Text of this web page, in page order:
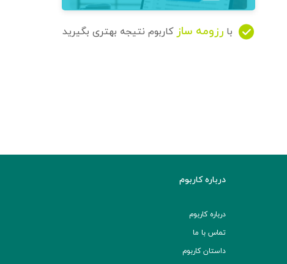
با رزومه ساز کاربوم نتیجه بهتری بگیرید
درباره کاربوم
درباره کاربوم
تماس با ما
داستان کاربوم